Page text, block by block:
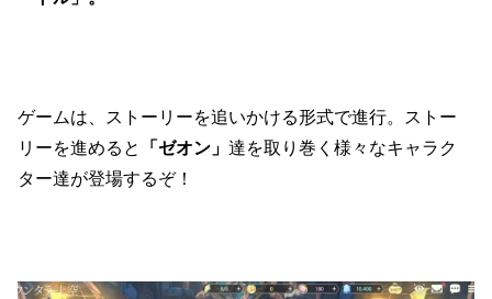
ゲームは、ストーリーを追いかける形式で進行。ストー
リーを進めると
「ゼオン」達を取り巻く様々なキャラク
ター達が登場するぞ！